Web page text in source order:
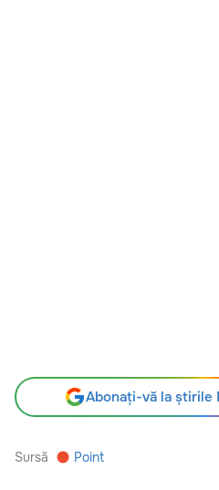
Abonați-vă la știrile
Sursă Point